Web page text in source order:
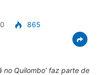
0
865
no Quilombo’ faz parte de